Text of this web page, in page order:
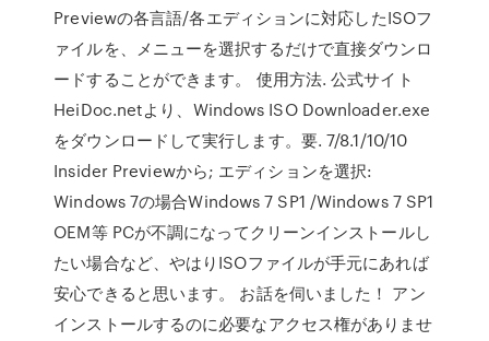
Previewの各言語/各エディションに対応したISOフ
ァイルを、メニューを選択するだけで直接ダウンロ
ードすることができます。 使用方法. 公式サイト
HeiDoc.netより、Windows ISO Downloader.exe
をダウンロードして実行します。要. 7/8.1/10/10
Insider Previewから; エディションを選択:
Windows 7の場合Windows 7 SP1 /Windows 7 SP1
OEM等 PCが不調になってクリーンインストールし
たい場合など、やはりISOファイルが手元にあれば
安心できると思います。 お話を伺いました！ アン
インストールするのに必要なアクセス権がありませ